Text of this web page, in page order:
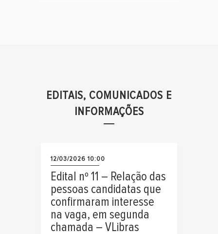
EDITAIS, COMUNICADOS E
INFORMAÇÕES
12/03/2026 10:00
Edital nº 11 – Relação das
pessoas candidatas que
confirmaram interesse
na vaga, em segunda
chamada – VLibras